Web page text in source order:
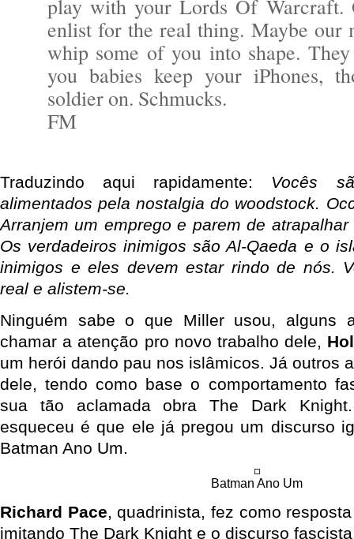
play with your Lords Of Warcraft.
enlist for the real thing. Maybe our
whip some of you into shape.
you babies keep your iPhones,
soldier on. Schmucks.
FM
Traduzindo aqui rapidamente: Vocês
alimentados pela nostalgia do woodstock.
Arranjem um emprego e parem de
Os verdadeiros inimigos são Al-Qaeda e o
inimigos e eles devem estar rindo de nós.
real e alistem-se.
Ninguém sabe o que Miller usou, alguns
chamar a atenção pro novo trabalho dele,
um herói dando pau nos islâmicos. Já outros
dele, tendo como base o comportamento
sua tão aclamada obra The Dark
esqueceu é que ele já pregou um discurso
Batman Ano Um.
Batman Ano Um
Richard Pace, quadrinista, fez como
imitando The Dark Knight e o discurso